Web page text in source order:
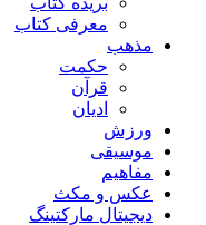
معرفی کتاب
مذهب
حکمت
قرآن
ادیان
ورزش
موسیقی
مفاهیم
عکس و مکث
دیجیتال مارکتینگ